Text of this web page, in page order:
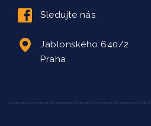
Sledujte nás
Jablonského 640/2
Praha